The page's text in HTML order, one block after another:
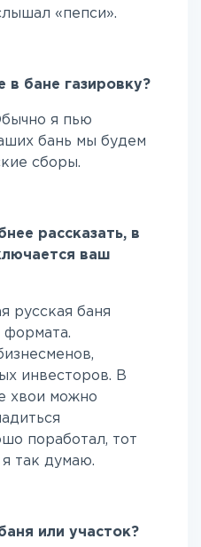
«пепси».
в бане газировку?
я пью
бань мы будем
сборы.
рассказать, в
ваш
русская баня
формата.
инвесторов. В
хвои можно
поработал, тот
так думаю.
или участок?